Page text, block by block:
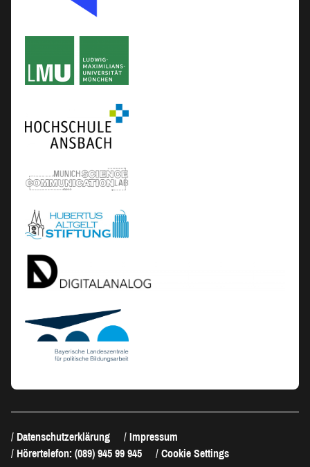
Datenschutzerklärung
Impressum
Hörertelefon: (089) 945 99 945
Cookie Settings